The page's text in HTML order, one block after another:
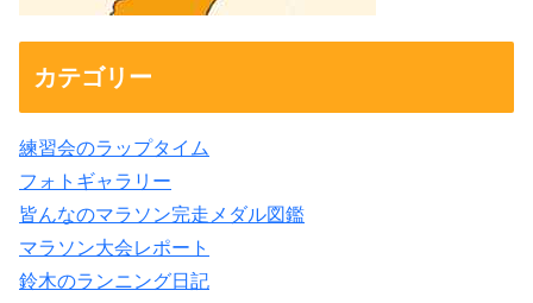
カテゴリー
練習会のラップタイム
フォトギャラリー
皆んなのマラソン完走メダル図鑑
マラソン大会レポート
鈴木のランニング日記